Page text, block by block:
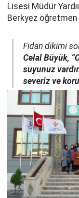
Lisesi Müdür
Berkyez öğretmen
Fidan dikimi
Celal Büyük,
suyunuz
severiz ve